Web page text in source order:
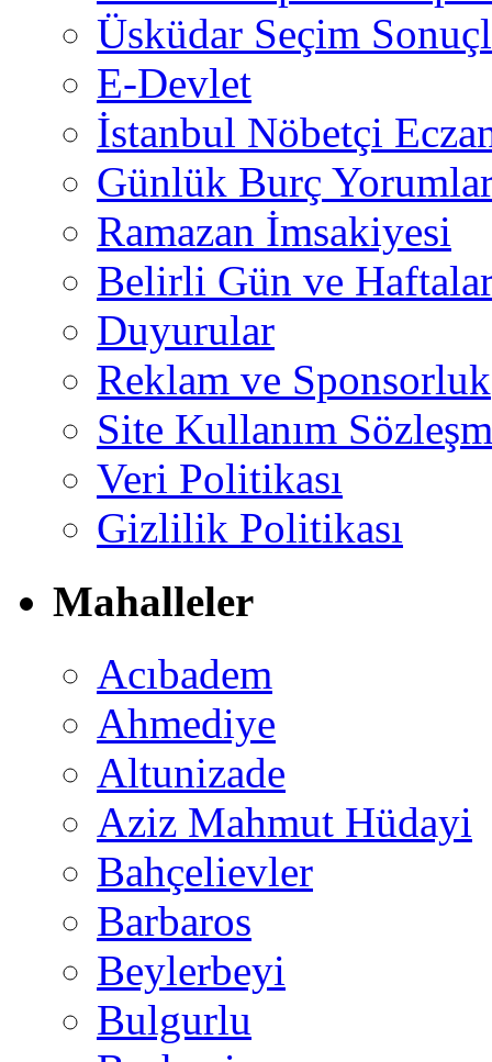
Üsküdar Seçim
E-Devlet
İstanbul Nöbetçi
Günlük Burç
Ramazan İmsakiyesi
Belirli Gün ve
Duyurular
Reklam ve Sponsorluk
Site Kullanım
Veri Politikası
Gizlilik Politikası
Mahalleler
Acıbadem
Ahmediye
Altunizade
Aziz Mahmut Hüdayi
Bahçelievler
Barbaros
Beylerbeyi
Bulgurlu